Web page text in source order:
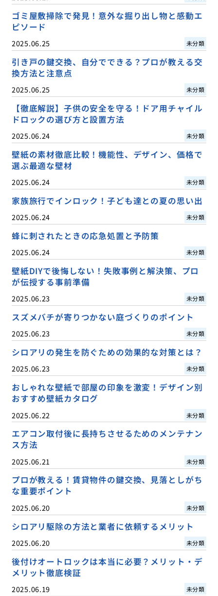
ゴミ屋敷掃除で発見！意外な掘り出し物と感動エ
ピソード
2025.06.25 未分類
引き戸の鍵交換、自分でできる？プロが教える交
換方法と注意点
2025.06.25 未分類
【徹底解説】子供の安全を守る！ドア用チャイル
ドロックの選び方と設置方法
2025.06.24 未分類
壁紙の素材徹底比較！機能性、デザイン、価格で
選ぶ最適な壁材
2025.06.24 未分類
家族旅行でインロック！子ども達との夏の思い出
2025.06.24 未分類
蜂に刺されたときの応急処置と予防策
2025.06.24 未分類
壁紙DIYで後悔しない！失敗事例と解決策、プロ
が伝授する事前準備
2025.06.23 未分類
スズメバチが寄りつかない庭づくりのポイント
2025.06.23 未分類
シロアリの発生を防ぐための効果的な対策とは？
2025.06.23 未分類
おしゃれな壁紙で部屋の印象を激変！デザイン別
おすすめ壁紙カタログ
2025.06.22 未分類
エアコン取付後に長持ちさせるためのメンテナン
ス方法
2025.06.21 未分類
プロが教える！賃貸物件の鍵交換、見落としがち
な重要ポイント
2025.06.20 未分類
シロアリ駆除の方法と業者に依頼するメリット
2025.06.20 未分類
後付けオートロックは本当に必要？メリット・デ
メリット徹底検証
2025.06.19 未分類